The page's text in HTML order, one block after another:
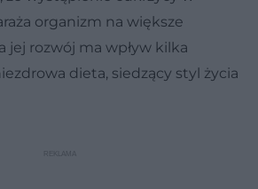
organizm na większe
jej rozwój ma wpływ kilka
dieta, siedzący styl życia